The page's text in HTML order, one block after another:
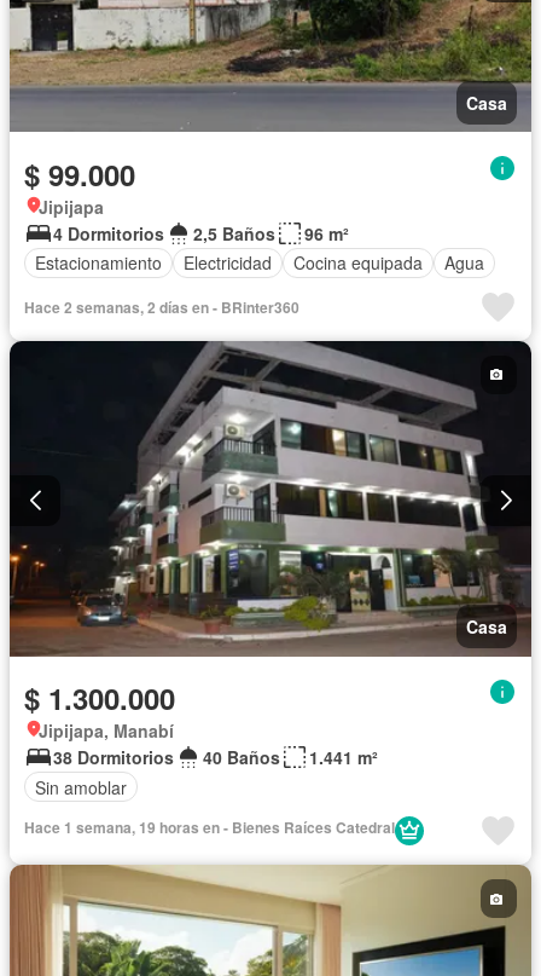
Casa
$ 99.000
Jipijapa
4 Dormitorios
2,5 Baños
96 m²
Estacionamiento
Electricidad Cocina equipada Agua
Hace 2 semanas, 2 días en - BRinter360
Casa
$ 1.300.000
Jipijapa, Manabí
38 Dormitorios
40 Baños
1.441 m²
Sin amoblar
Hace 1 semana, 19 horas en - Bienes Raíces Catedral